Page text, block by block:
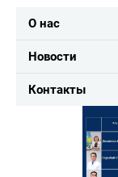
О нас
Новости
Контакты